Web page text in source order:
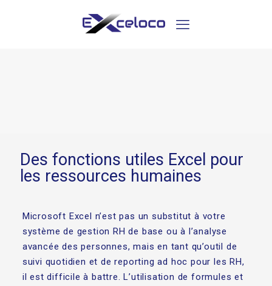
Des fonctions utiles Excel pour
les ressources humaines
Microsoft Excel n’est pas un substitut à votre
système de gestion RH de base ou à l’analyse
avancée des personnes, mais en tant qu’outil de
suivi quotidien et de reporting ad hoc pour les RH,
il est difficile à battre. L’utilisation de formules et